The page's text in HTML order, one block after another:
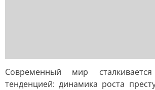
Современный мир
тенденцией: динамика роста